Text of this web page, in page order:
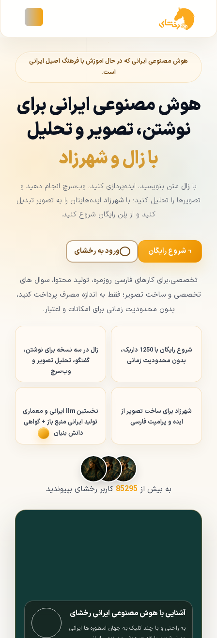
آشنایی با هوش مصنوعی ایرانی رخشای
به راحتی و با چند کلیک به جهان اسطوره ها ایرانی
هوش مصنوعی ایرانی که در حال آموزش با فرهنگ اصیل ایرانی
است.
هوش مصنوعی ایرانی برای
نوشتن، تصویر و تحلیل
با زال و شهرزاد
با زال متن بنویسید، ایده‌پردازی کنید، وب‌سرچ انجام دهید و
تصویرها را تحلیل کنید؛ با شهرزاد ایده‌هایتان را به تصویر تبدیل
کنید و از پلن رایگان شروع کنید.
تخصصی،برای کارهای فارسی روزمره، تولید محتوا، سوال های
تخصصی و ساخت تصویر؛ فقط به اندازه مصرف پرداخت کنید،
بدون محدودیت زمانی برای امکانات و اعتبار.
شروع رایگان با 1250 داریک،
بدون محدودیت زمانی
زال در سه نسخه برای نوشتن،
گفتگو، تحلیل تصویر و
وب‌سرچ
شهرزاد برای ساخت تصویر از
ایده و پرامپت فارسی
نخستین llm ایرانی و معماری‌
تولید ایرانی منبع باز + گواهی
دانش بنیان
به بیش از 85295 کاربر رخشای بپیوندید
شروع رایگان ورود به رخشای